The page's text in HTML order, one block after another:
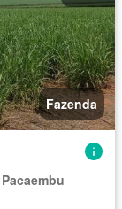
Fazenda